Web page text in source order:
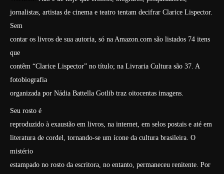
jornalistas, artistas de cinema e teatro tentam decifrar Clarice Lispector.
Sem
contar os livros de sua autoria, só na Amazon.com são listados 74 itens
que
contêm “Clarice Lispector” no título; na Livraria Cultura são 37. A
fotobiografia
organizada por Nádia Battella Gotlib traz oitocentas imagens.
Seu rosto é
reproduzido à exaustão em livros, na internet, em selos postais e até em
literatura de cordel, tornando-se um ícone da cultura brasileira. O
mistério
estampado no rosto da escritora, no entanto, permaneceu renitente. Por